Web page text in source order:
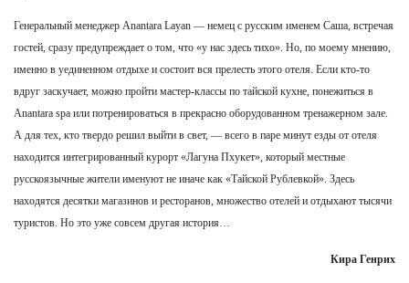
Генеральный менеджер Anantara Layan — немец с русским именем Саша, встречая
гостей, сразу предупреждает о том, что «у нас здесь тихо». Но, по моему мнению,
именно в уединенном отдыхе и состоит вся прелесть этого отеля. Если кто-то
вдруг заскучает, можно пройти мастер-классы по тайской кухне, понежиться в
Anantara spa или потренироваться в прекрасно оборудованном тренажерном зале.
А для тех, кто твердо решил выйти в свет, — всего в паре минут езды от отеля
находится интегрированный курорт «Лагуна Пхукет», который местные
русскоязычные жители именуют не иначе как «Тайской Рублевкой». Здесь
находятся десятки магазинов и ресторанов, множество отелей и отдыхают тысячи
туристов. Но это уже совсем другая история…
Кира Генрих